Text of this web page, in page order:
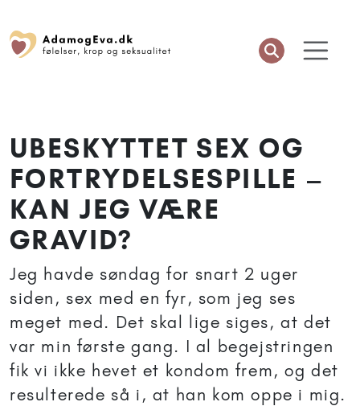
UBESKYTTET SEX OG
FORTRYDELSESPILLE –
KAN JEG VÆRE
GRAVID?
Jeg havde søndag for snart 2 uger
siden, sex med en fyr, som jeg ses
meget med. Det skal lige siges, at det
var min første gang. I al begejstringen
fik vi ikke hevet et kondom frem, og det
resulterede så i, at han kom oppe i mig.